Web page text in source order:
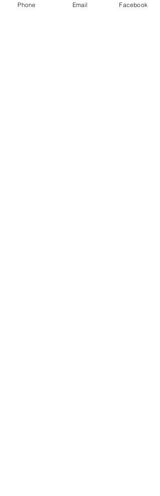
Phone Email Facebook